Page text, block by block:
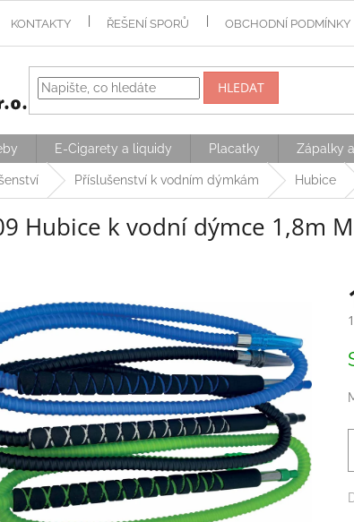
KONTAKTY ŘEŠENÍ SPORŮ OBCHODNÍ PODMÍNKY
HLEDAT
E-Cigarety a liquidy Placatky Zápalky
Příslušenství k vodním dýmkám Hubice
Hubice k vodní dýmce 1,8m